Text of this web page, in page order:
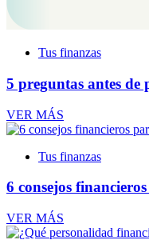
Tus finanzas
5 preguntas antes
VER MÁS
Tus finanzas
6 consejos
VER MÁS